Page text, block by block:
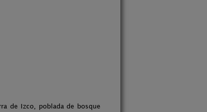
de Izco, poblada de bosque